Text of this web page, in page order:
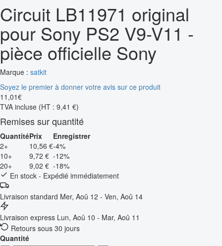
Circuit LB11971 original
pour Sony PS2 V9-V11 -
pièce officielle Sony
Marque : satkit
Soyez le premier à donner votre avis sur ce produit
11 ,01€
TVA incluse (HT : 9,41 €)
Remises sur quantité
QuantitéPrix
Enregistrer
2+
10,56 €-4%
10+
9,72 € -12%
20+
9,02 € -18%
En stock - Expédié immédiatement
Livraison standard Mer, Aoû 12 - Ven, Aoû 14
Livraison express Lun, Aoû 10 - Mar, Aoû 11
Retours sous 30 jours
Quantité